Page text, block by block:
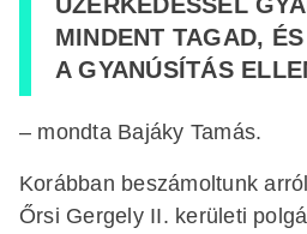
MINDENT TAGAD,
A GYANÚSÍTÁS
– mondta Bajáky Tamás.
Korábban beszámoltunk
Őrsi Gergely II. kerületi